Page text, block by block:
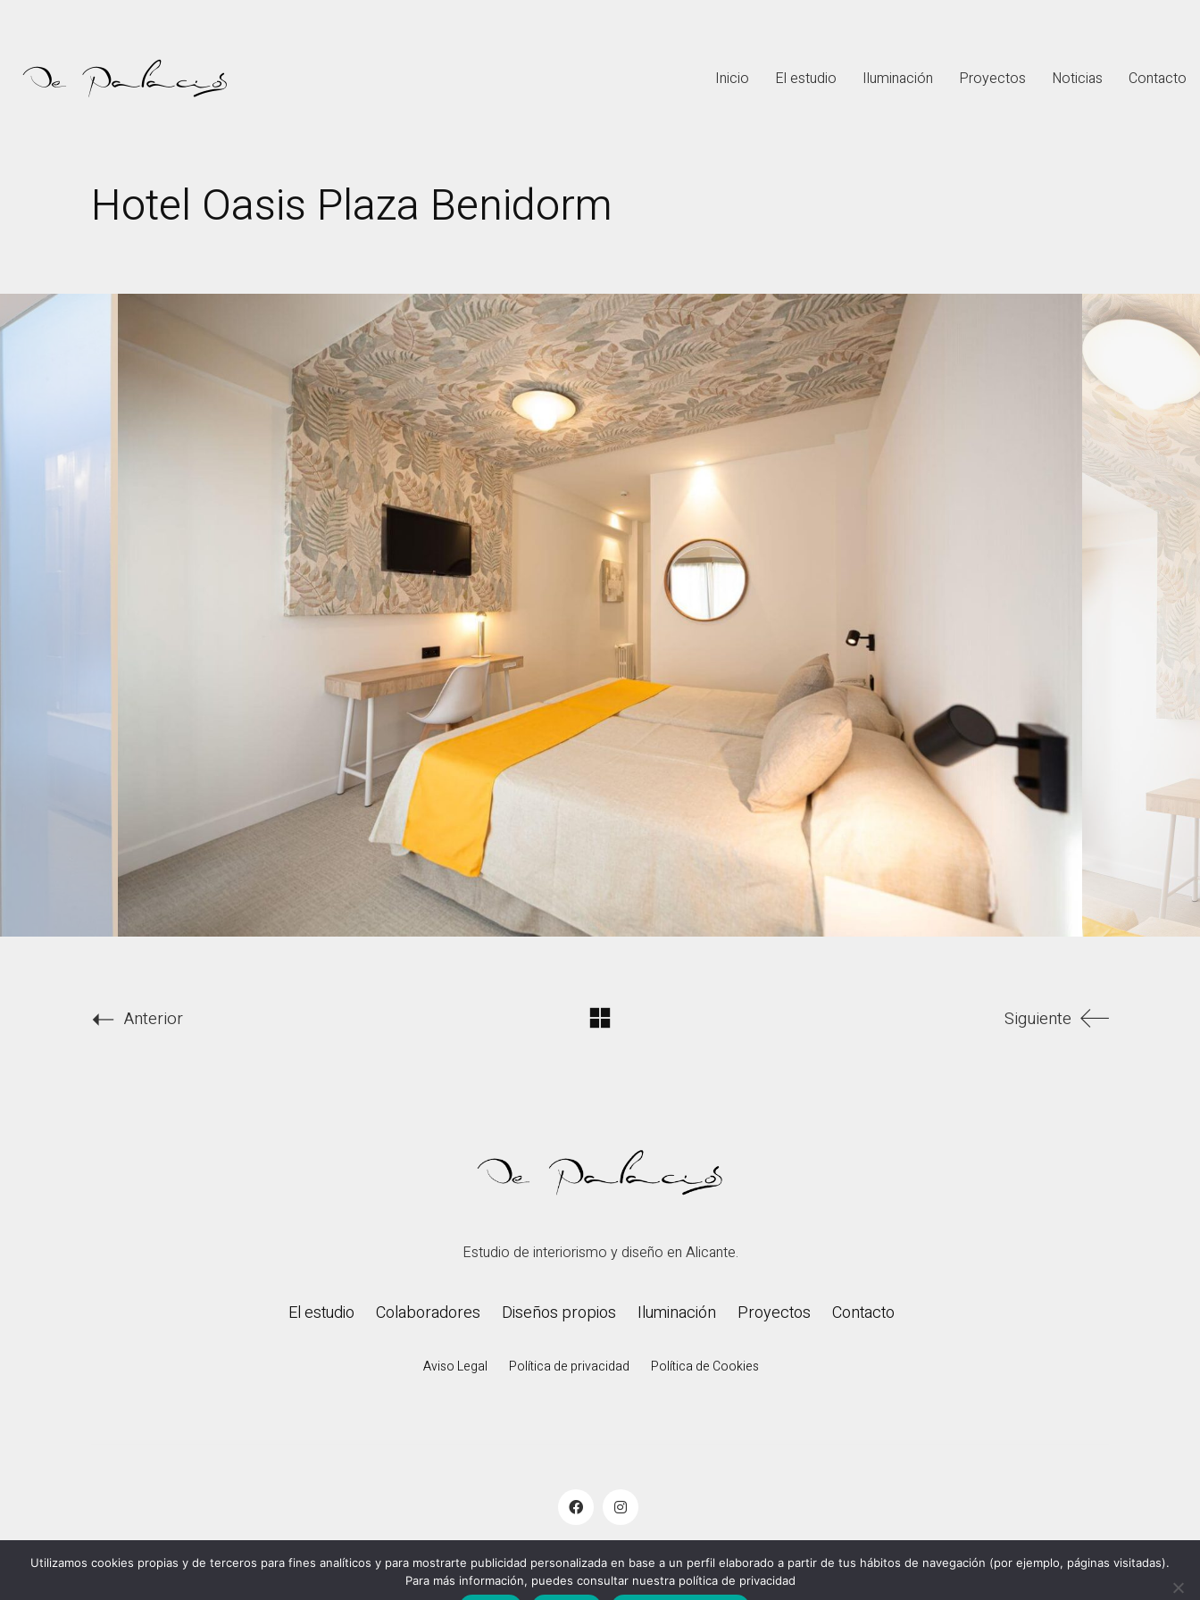
Inicio El estudio Iluminación Proyectos Noticias Contacto
Hotel Oasis Plaza Benidorm
Anterior Siguiente
Estudio de interiorismo y diseño en Alicante.
El estudio Colaboradores Diseños propios Iluminación Proyectos Contacto
Aviso Legal Política de privacidad Política de Cookies
© 2000 - 2026De Palacios. Todos los derechos reservados.
Cherry Creative
Utilizamos cookies propias y de terceros para fines analíticos y para mostrarte publicidad personalizada en base a un perfil elaborado a partir de tus hábitos de navegación (por ejemplo, páginas visitadas).
Para más información, puedes consultar nuestra política de privacidad